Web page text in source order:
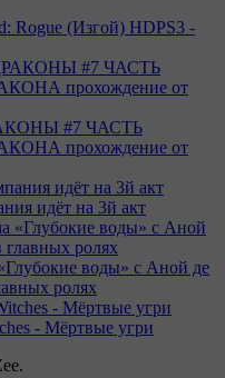
Rogue (Изгой) HDPS3 -
#7 ЧАСТЬ
прохождение от
идёт на 3й акт
воды» с Аной де
ролях
- Мёртвые угри